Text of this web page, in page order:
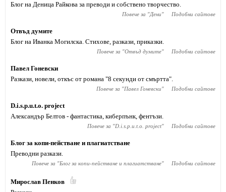
Блог на Деница Райкова за преводи и собствено творчество.
Повече за "Дени" Подобни сайтове
Отвъд думите
Блог на Иванка Могилска. Стихове, разкази, приказки.
Повече за "Отвъд думите" Подобни сайтове
Павел Гоневски
Разкази, новели, откъс от романа "8 секунди от смъртта".
Повече за "Павел Гоневски" Подобни сайтове
D.i.s.p.u.t.o. project
Александър Белтов - фантастика, киберпънк, фентъзи.
Повече за "D.i.s.p.u.t.o. project" Подобни сайтове
Блог за копи-пействане и плагиатстване
Преводни разкази.
Повече за "Блог за копи-пействане и плагиатстване" Подобни сайтове
Мирослав Пенков